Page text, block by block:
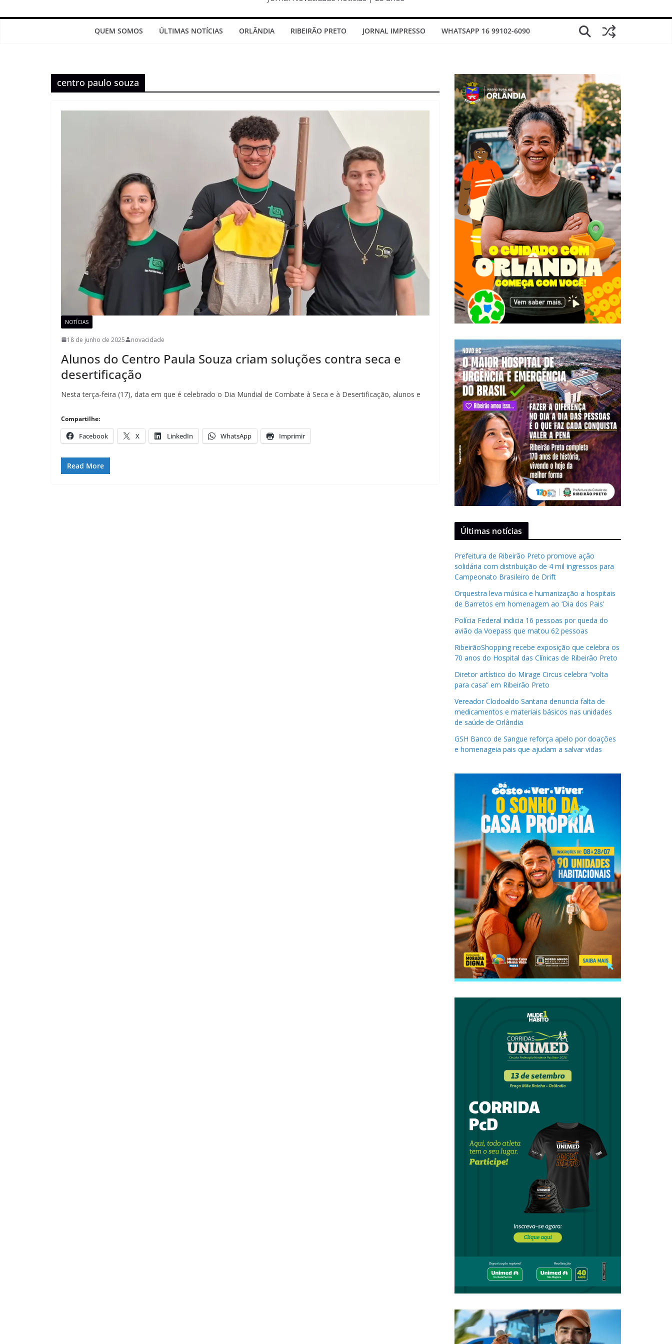
QUEM SOMOS ÚLTIMAS NOTÍCIAS ORLÂNDIA RIBEIRÃO PRETO JORNAL IMPRESSO WHATSAPP 16 99102-6090
centro paulo souza
NOTÍCIAS
18 de junho de 2025 novacidade
Alunos do Centro Paula Souza criam soluções contra seca e
desertificação
Nesta terça-feira (17), data em que é celebrado o Dia Mundial de Combate à Seca e à Desertificação, alunos e
Compartilhe:
Facebook X LinkedIn WhatsApp Imprimir
Read More
Últimas notícias
Prefeitura de Ribeirão Preto promove ação
solidária com distribuição de 4 mil ingressos para
Campeonato Brasileiro de Drift
Orquestra leva música e humanização a hospitais
de Barretos em homenagem ao ‘Dia dos Pais’
Polícia Federal indicia 16 pessoas por queda do
avião da Voepass que matou 62 pessoas
RibeirãoShopping recebe exposição que celebra os
70 anos do Hospital das Clínicas de Ribeirão Preto
Diretor artístico do Mirage Circus celebra “volta
para casa” em Ribeirão Preto
Vereador Clodoaldo Santana denuncia falta de
medicamentos e materiais básicos nas unidades
de saúde de Orlândia
GSH Banco de Sangue reforça apelo por doações
e homenageia pais que ajudam a salvar vidas